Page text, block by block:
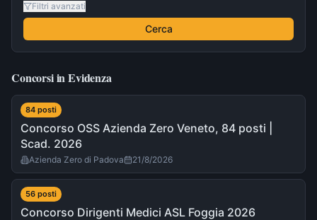
Filtri avanzati
Cerca
Concorsi in Evidenza
84 posti
Concorso OSS Azienda Zero Veneto, 84 posti |
Scad. 2026
Azienda Zero di Padova 21/8/2026
56 posti
Concorso Dirigenti Medici ASL Foggia 2026